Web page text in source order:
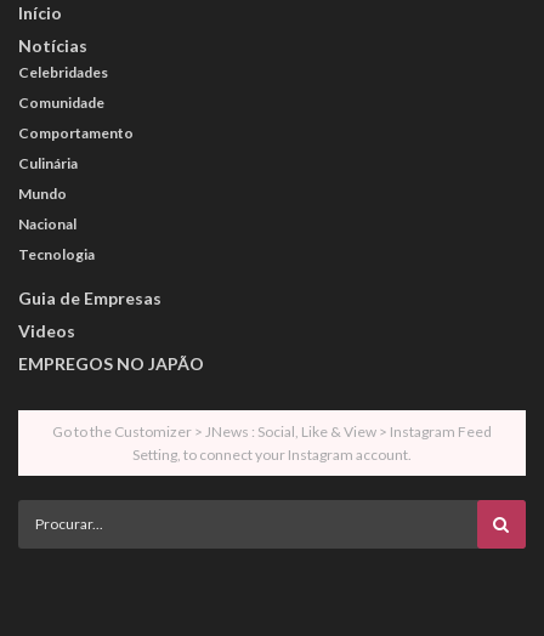
Início
Notícias
Celebridades
Comunidade
Comportamento
Culinária
Mundo
Nacional
Tecnologia
Guia de Empresas
Videos
EMPREGOS NO JAPÃO
Go to the Customizer > JNews : Social, Like & View > Instagram Feed
Setting, to connect your Instagram account.